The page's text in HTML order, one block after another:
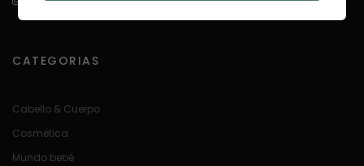
CATEGORIAS
Cabello & Cuerpo
Cosmética
Mundo bebé